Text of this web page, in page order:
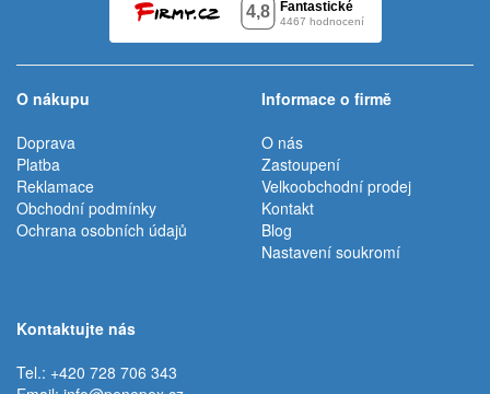
O nákupu
Doprava
Platba
Reklamace
Obchodní podmínky
Ochrana osobních údajů
Informace o firmě
O nás
Zastoupení
Velkoobchodní prodej
Kontakt
Blog
Nastavení soukromí
Kontaktujte nás
Tel.: +420 728 706 343